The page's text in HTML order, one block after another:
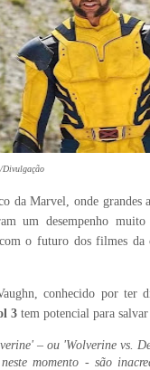
Divulgação
da Marvel, onde grandes
um desempenho
o futuro dos filmes da
conhecido por ter
3 tem potencial para
– ou 'Wolverine vs.
momento - são